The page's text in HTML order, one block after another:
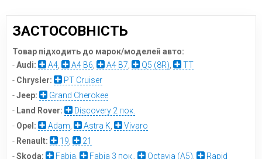
ЗАСТОСОВНІСТЬ
Товар підходить до марок/моделей авто:
-Audi: A4 A4 B6 A4 B7 Q5 (8R)
TT
- Chrysler:
PT Cruiser
-Jeep:
Grand Cherokee
- Land Rover:
Discovery 2 пок.
- Opel: Adam Astra K
Vivaro
- Renault: 19
21
-Skoda: Fabia Fabia 3 пок. Octavia (A5)
Rapid